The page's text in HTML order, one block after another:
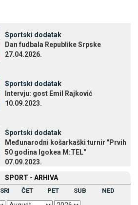
Sportski dodatak
Dan fudbala Republike Srpske
27.04.2026.
Sportski dodatak
Intervju: gost Emil Rajković
10.09.2023.
Sportski dodatak
Međunarodni košarkaški turnir "Prvih
50 godina Igokea M:TEL"
07.09.2023.
SPORT - ARHIVA
SRI ČET PET SUB NED